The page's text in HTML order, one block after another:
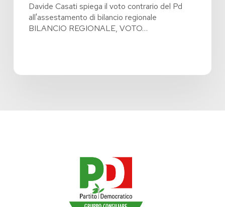
Davide Casati spiega il voto contrario del Pd
all'assestamento di bilancio regionale
BILANCIO REGIONALE, VOTO…